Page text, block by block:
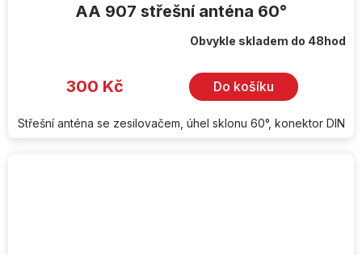
AA 907 střešní anténa 60°
hvězdiček.
Obvykle skladem do 48hod
300 Kč Do košíku
Střešní anténa se zesilovačem, úhel sklonu 60°, konektor DIN